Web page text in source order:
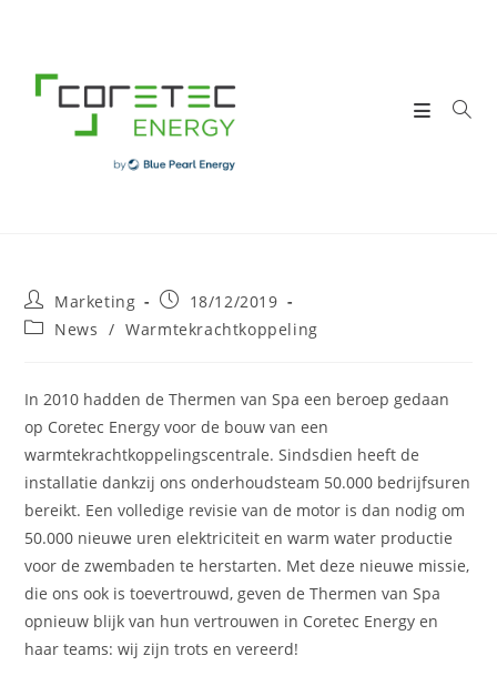
content
Post
author:
Marketing
Post
published:
18/12/2019
PostNews / Warmtekrachtkoppeling
In 2010 hadden de Thermen van Spa een beroep gedaan
op Coretec Energy voor de bouw van een
warmtekrachtkoppelingscentrale. Sindsdien heeft de
installatie dankzij ons onderhoudsteam 50.000 bedrijfsuren
bereikt. Een volledige revisie van de motor is dan nodig om
50.000 nieuwe uren elektriciteit en warm water productie
voor de zwembaden te herstarten. Met deze nieuwe missie,
die ons ook is toevertrouwd, geven de Thermen van Spa
opnieuw blijk van hun vertrouwen in Coretec Energy en
haar teams: wij zijn trots en vereerd!